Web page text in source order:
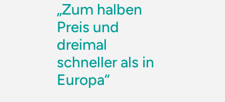
„Zum halben
Preis und
dreimal
schneller als in
Europa“